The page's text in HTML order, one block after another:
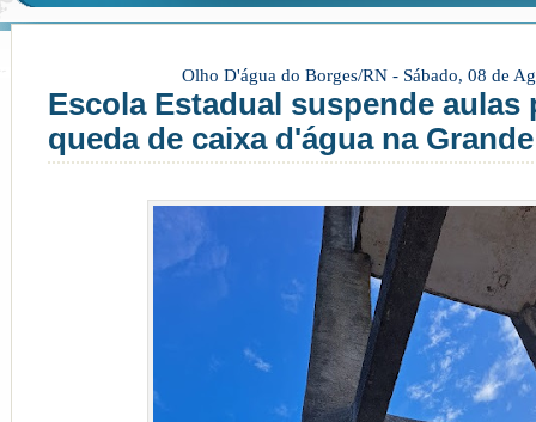
Olho D'água do Borges/RN - Sábado, 08 de
Escola Estadual suspende aulas
queda de caixa d'água na